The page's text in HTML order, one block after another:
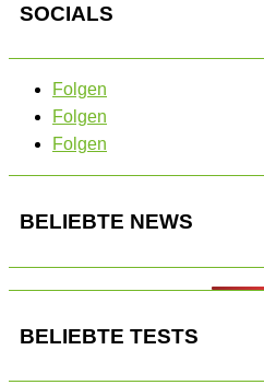
SOCIALS
Folgen
Folgen
Folgen
BELIEBTE NEWS
BELIEBTE TESTS